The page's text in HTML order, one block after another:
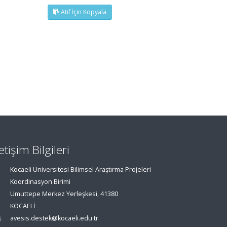
Atıf İçin Kopyala
Bilgileri
Kocaeli Üniversitesi Bilimsel Araştırma Projeleri
Koordinasyon Birimi
Umuttepe Merkez Yerleşkesi, 41380
KOCAELİ
avesis.destek@kocaeli.edu.tr